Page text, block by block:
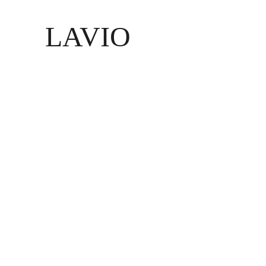
LAVIO